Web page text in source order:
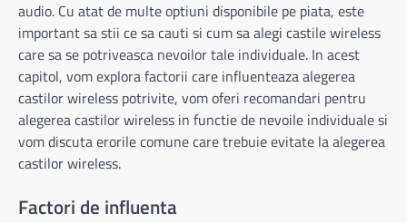
audio. Cu atat de multe optiuni disponibile pe piata, este
important sa stii ce sa cauti si cum sa alegi castile wireless
care sa se potriveasca nevoilor tale individuale. In acest
capitol, vom explora factorii care influenteaza alegerea
castilor wireless potrivite, vom oferi recomandari pentru
alegerea castilor wireless in functie de nevoile individuale si
vom discuta erorile comune care trebuie evitate la alegerea
castilor wireless.
Factori de influenta